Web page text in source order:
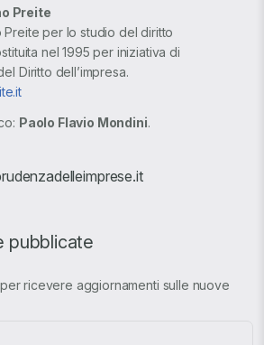
Preite
Preite per lo studio del diritto
nel 1995 per iniziativa di
Diritto dell’impresa.
Paolo Flavio Mondini.
pubblicate
ricevere aggiornamenti sulle nuove